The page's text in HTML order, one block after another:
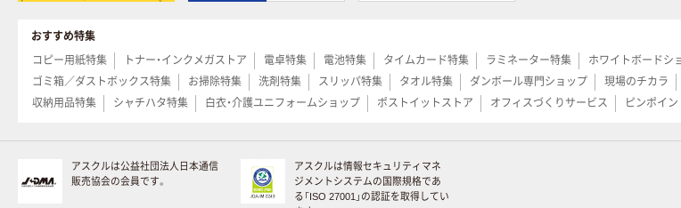
おすすめ特集
コピー用紙特集
トナー・インクメガストア 電卓特集 電池特集 タイムカード特集 ラミネーター特集 ホワイトボードシ
ゴミ箱／ダストボックス特集
お掃除特集 洗剤特集 スリッパ特集 タオル特集 ダンボール専門ショップ 現場のチカラ
収納用品特集
シャチハタ特集 白衣・介護ユニフォームショップ ポストイットストア オフィスづくりサービス ピンポイ
アスクルは公益社団法人日本通信
販売協会の会員です。
アスクルは情報セキュリティマネ
ジメントシステムの国際規格であ
る「ISO 27001」の認証を取得してい